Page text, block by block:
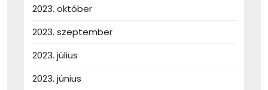
2023. október
2023. szeptember
2023. július
2023. június